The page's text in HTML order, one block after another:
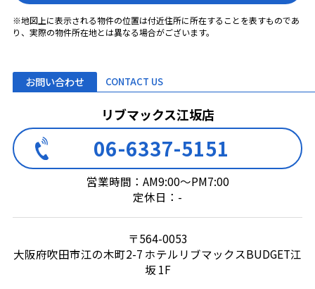
※地図上に表示される物件の位置は付近住所に所在することを表すものであ
り、実際の物件所在地とは異なる場合がございます。
お問い合わせ CONTACT US
リブマックス江坂店
06-6337-5151
営業時間：AM9:00～PM7:00
定休日：-
〒564-0053
大阪府吹田市江の木町2-7 ホテルリブマックスBUDGET江
坂 1F